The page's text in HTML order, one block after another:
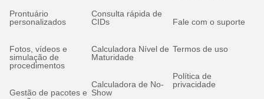
Prontuário
personalizados
Fotos, vídeos e
simulação de
procedimentos
Gestão de pacotes e
Consulta rápida de
CIDs
Calculadora Nível de
Maturidade
Calculadora de No-
Show
Fale com o suporte
Termos de uso
Política de
privacidade